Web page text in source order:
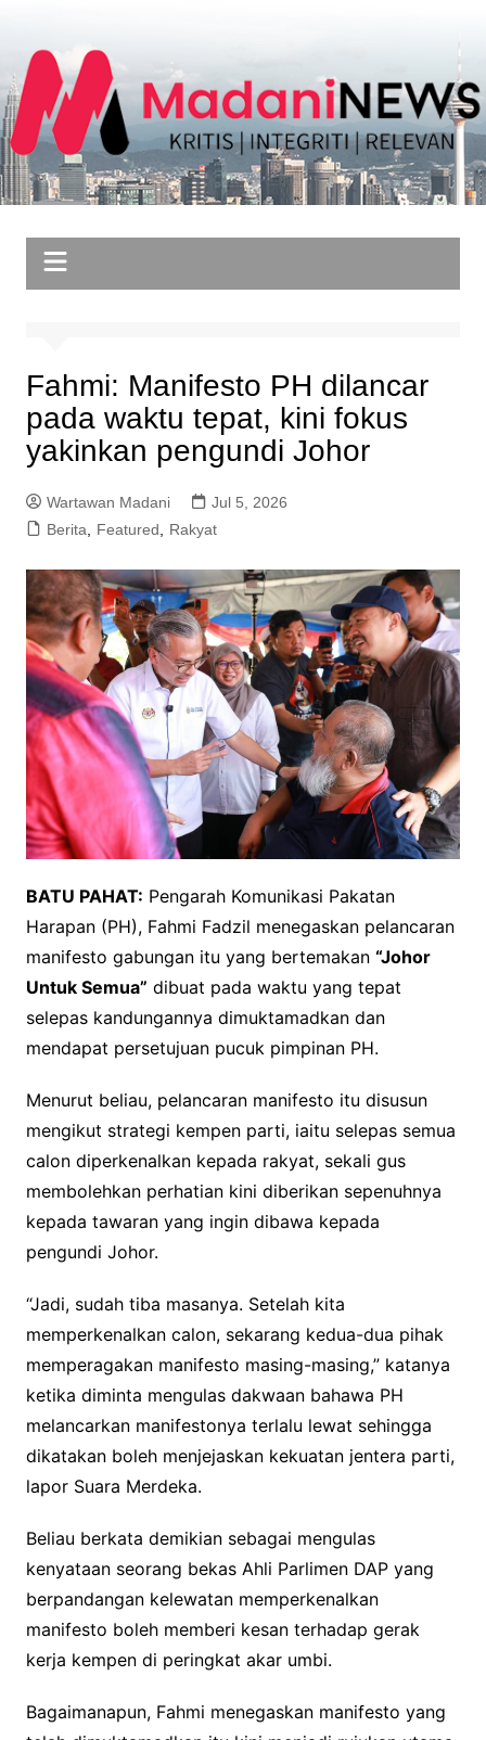
content
Fahmi: Manifesto PH dilancar
pada waktu tepat, kini fokus
yakinkan pengundi Johor
Wartawan Madani
Jul 5, 2026
Berita, Featured, Rakyat
BATU PAHAT: Pengarah Komunikasi Pakatan
Harapan (PH), Fahmi Fadzil menegaskan pelancaran
manifesto gabungan itu yang bertemakan “Johor
Untuk Semua” dibuat pada waktu yang tepat
selepas kandungannya dimuktamadkan dan
mendapat persetujuan pucuk pimpinan PH.
Menurut beliau, pelancaran manifesto itu disusun
mengikut strategi kempen parti, iaitu selepas semua
calon diperkenalkan kepada rakyat, sekali gus
membolehkan perhatian kini diberikan sepenuhnya
kepada tawaran yang ingin dibawa kepada
pengundi Johor.
“Jadi, sudah tiba masanya. Setelah kita
memperkenalkan calon, sekarang kedua-dua pihak
memperagakan manifesto masing-masing,” katanya
ketika diminta mengulas dakwaan bahawa PH
melancarkan manifestonya terlalu lewat sehingga
dikatakan boleh menjejaskan kekuatan jentera parti,
lapor Suara Merdeka.
Beliau berkata demikian sebagai mengulas
kenyataan seorang bekas Ahli Parlimen DAP yang
berpandangan kelewatan memperkenalkan
manifesto boleh memberi kesan terhadap gerak
kerja kempen di peringkat akar umbi.
Bagaimanapun, Fahmi menegaskan manifesto yang